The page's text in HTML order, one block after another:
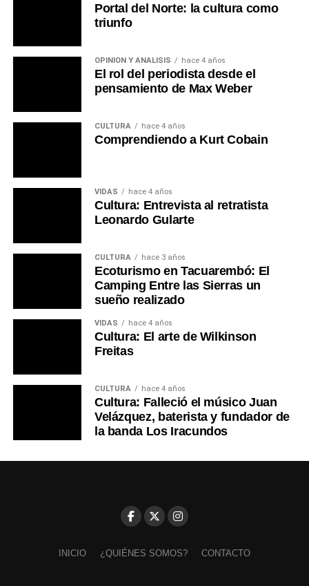
Portal del Norte: la cultura como
triunfo
OPINIÓN Y ANÁLISIS hace 4 años
El rol del periodista desde el
pensamiento de Max Weber
CULTURA hace 4 años
Comprendiendo a Kurt Cobain
VIDAS hace 4 años
Cultura: Entrevista al retratista
Leonardo Gularte
CULTURA hace 3 años
Ecoturismo en Tacuarembó: El
Camping Entre las Sierras un
sueño realizado
VIDAS hace 4 años
Cultura: El arte de Wilkinson
Freitas
CULTURA hace 4 años
Cultura: Falleció el músico Juan
Velázquez, baterista y fundador de
la banda Los Iracundos
INICIO ¿QUIÉNES SOMOS? CONTACTO